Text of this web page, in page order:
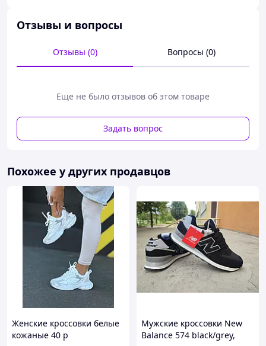
Женские кроссовкиNike P-6000 Custom Pink—
стильная модель в модном розово-белом цвете,
созданная на основе легендарной серии Nike
Pegasus 25 и Pegasus 2006. Сочетают ретро-
дизайн 2000-х годов, современный комфорт и
легкость для ежедневной носки.
Модель имеет дышащий верх из сетчатого
текстиля и синтетических накладок, что
Отзывы и вопросы
Отзывы (0) Вопросы (0)
Еще не было отзывов об этом товаре
Задать вопрос
Похожее у других продавцов
Женские кроссовки белые
кожаные 40 р
Мужские кроссовки New
Balance 574 black/grey,